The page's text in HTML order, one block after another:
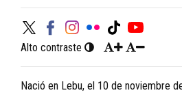
Alto contraste
Nació en Lebu, el 10 de noviembre